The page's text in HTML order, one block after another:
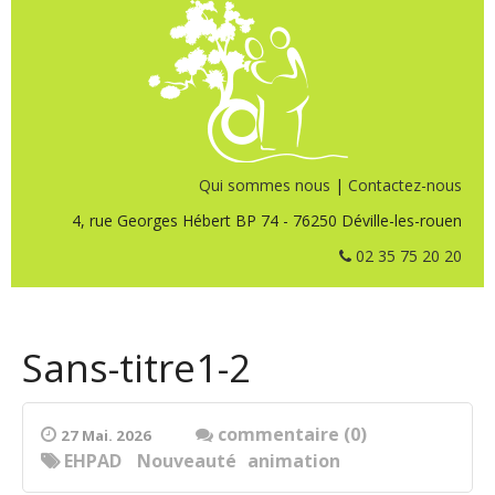
Qui sommes nous | Contactez-nous
4, rue Georges Hébert BP 74 - 76250 Déville-les-rouen
02 35 75 20 20
Sans-titre1-2
27 Mai. 2026
commentaire (0)
animation
EHPAD Nouveauté